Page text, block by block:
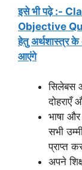
इसे भी पढ़े :-
Objective
हेतु अर्थशास्त्र के
आएंगे
सिलेबस
भाषा
सभी
प्राप्त
अपने